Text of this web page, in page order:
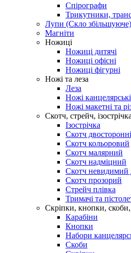
Спірографи
Трикутники,
Лупи (Скло збільшуюче)
Магніти
Ножиці
Ножиці дитячі
Ножиці офісні
Ножиці фігурні
Ножі та леза
Леза
Ножі канцелярські
Ножі макетні та
Скотч, стрейч, ізострічка
Ізострічка
Скотч
Скотч кольоровий
Скотч малярний
Скотч надміцний
Скотч невидимий
Скотч прозорий
Стрейч плівка
Тримачі та
Скріпки, кнопки,
Карабіни
Кнопки
Набори
Скоби